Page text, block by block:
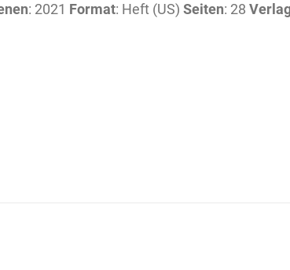
: 2021 Format: Heft (US) Seiten: 28